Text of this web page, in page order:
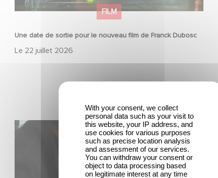
FILM
Une date de sortie pour le nouveau film de Franck Dubosc
Le 22 juillet 2026
Une nouvelle comédie avec Baptiste Lecaplain et José
With your consent, we collect
personal data such as your visit to
this website, your IP address, and
use cookies for various purposes
such as precise location analysis
and assessment of our services.
You can withdraw your consent or
object to data processing based
on legitimate interest at any time